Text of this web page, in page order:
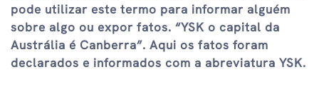
pode utilizar este termo para informar alguém
sobre algo ou expor fatos. “YSK o capital da
Austrália é Canberra”. Aqui os fatos foram
declarados e informados com a abreviatura YSK.